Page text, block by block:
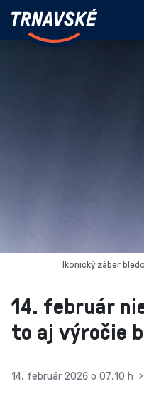
Skočiť na obsah
Trnavské
14. február
to aj výročie
14. február 2026 o 07.10 h
Ikonický záber